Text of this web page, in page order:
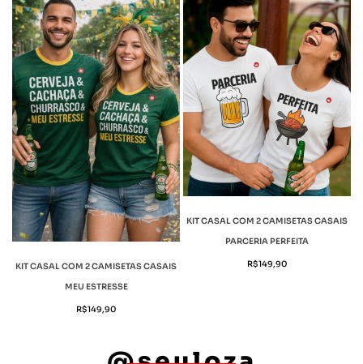
KIT CASAL COM 2 CAMISETAS CASAIS
MEU ESTRESSE
R$149,90
KIT CASAL COM 2 CAMISETAS CASAIS
PARCERIA PERFEITA
R$149,90